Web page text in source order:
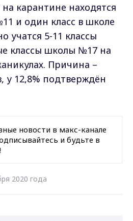
карантине находятся
и один класс в школе
учатся 5-11 классы
классы школы №17 на
Причина –
у 12,8% подтверждён
новости в макс-канале
и будьте в
2020 года